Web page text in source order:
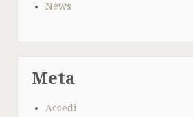
News
Meta
Accedi